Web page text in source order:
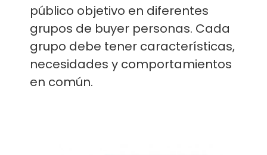
público objetivo en diferentes
grupos de buyer personas. Cada
grupo debe tener características,
necesidades y comportamientos
en común.